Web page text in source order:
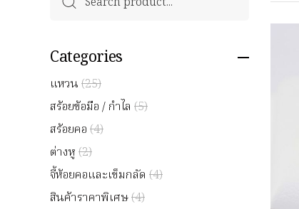
Categories
แหวน(25)
สร้อยข้อมือ / กำไล (5)
สร้อยคอ(4)
ต่างหู(2)
จี้ห้อยคอและเข็มกลัด (4)
สินค้าราคาพิเศษ(4)